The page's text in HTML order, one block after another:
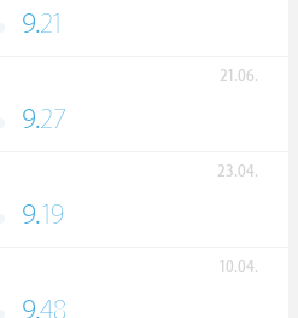
9.21
21.06.
9.27
23.04.
9.19
10.04.
9.48